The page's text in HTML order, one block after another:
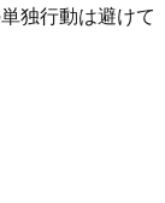
独行動は避けて